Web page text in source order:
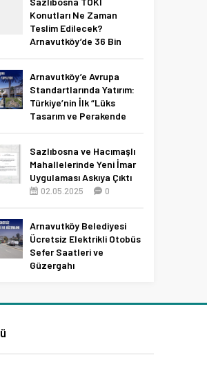
Konutları Ne Zaman
Teslim Edilecek?
Arnavutköy’de 36 Bin
11.04.2026 0
Arnavutköy’e Avrupa
Standartlarında Yatırım:
Türkiye’nin İlk “Lüks
Tasarım ve Perakende
Sazlıbosna ve Hacımaşlı
Mahallelerinde Yeni İmar
Uygulaması Askıya Çıktı
02.05.2025 0
Arnavutköy Belediyesi
Ücretsiz Elektrikli Otobüs
Sefer Saatleri ve
Güzergahı